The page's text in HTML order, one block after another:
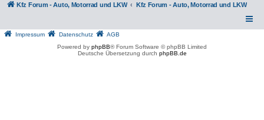
Kfz Forum - Auto, Motorrad und LKW Kfz Forum - Auto, Motorrad und LKW
Impressum Datenschutz
AGB
Powered by phpBB® Forum Software © phpBB Limited
Deutsche Übersetzung durch phpBB.de